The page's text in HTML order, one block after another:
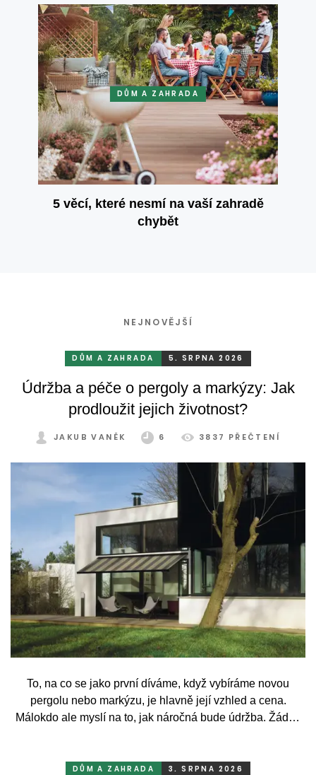
DŮM A ZAHRADA
5 věcí, které nesmí na vaší zahradě
chybět
NEJNOVĚJŠÍ
DŮM A ZAHRADA 5. SRPNA 2026
Údržba a péče o pergoly a markýzy: Jak
prodloužit jejich životnost?
JAKUB VANĚK 6 3837 PŘEČTENÍ
To, na co se jako první díváme, když vybíráme novou
pergolu nebo markýzu, je hlavně její vzhled a cena.
Málokdo ale myslí na to, jak náročná bude údržba. Žádný
mrazu, ale také prachu a pylu, což se na něm dříve či
DŮM A ZAHRADA 3. SRPNA 2026